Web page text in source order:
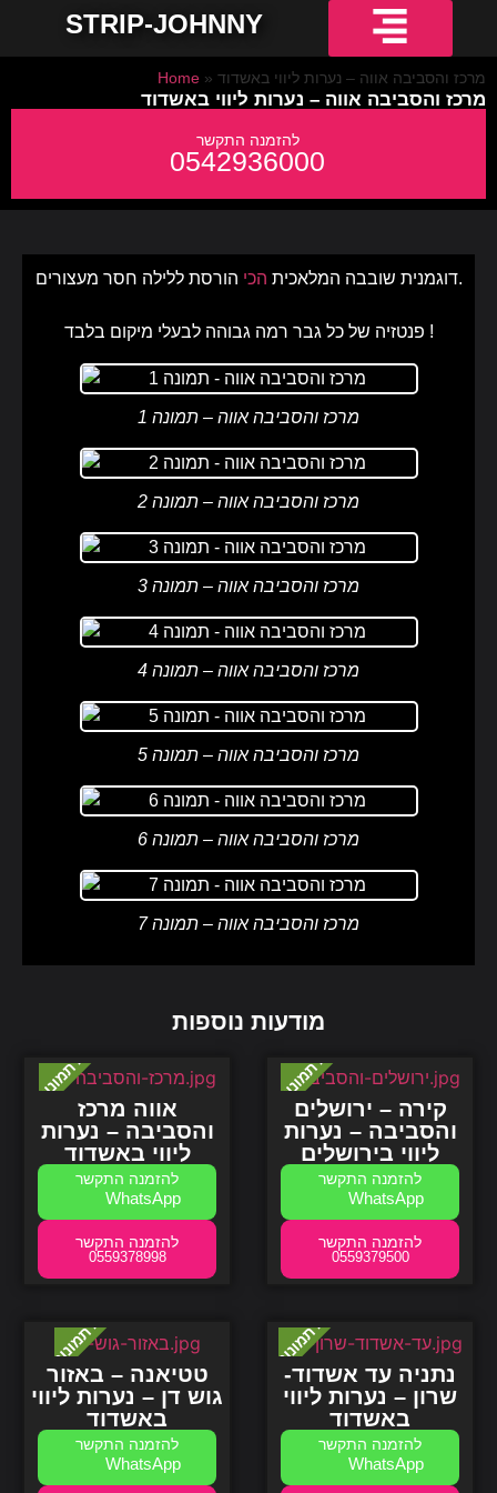
STRIP-JOHNNY
Home » מרכז והסביבה אווה – נערות ליווי באשדוד
מרכז והסביבה אווה – נערות ליווי באשדוד
0542936000
דוגמנית שובבה המלאכית הכי הורסת ללילה חסר מעצורים.
פנטזיה של כל גבר רמה גבוהה לבעלי מיקום בלבד !
מרכז והסביבה אווה – תמונה 1
מרכז והסביבה אווה – תמונה 2
מרכז והסביבה אווה – תמונה 3
מרכז והסביבה אווה – תמונה 4
מרכז והסביבה אווה – תמונה 5
מרכז והסביבה אווה – תמונה 6
מרכז והסביבה אווה – תמונה 7
מודעות נוספות
אווה מרכז
והסביבה – נערות
ליווי באשדוד
WhatsApp
0559378998
קירה – ירושלים
והסביבה – נערות
ליווי בירושלים
WhatsApp
0559379500
טטיאנה – באזור
גוש דן – נערות ליווי
באשדוד
WhatsApp
נתניה עד אשדוד-
שרון – נערות ליווי
באשדוד
WhatsApp